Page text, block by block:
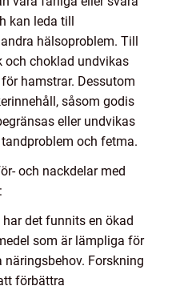
kan leda till
hälsoproblem. Till
och choklad undvikas
hamstrar. Dessutom
såsom godis
eller undvikas
och fetma.
och nackdelar med
det funnits en ökad
som är lämpliga för
Forskning
förbättra